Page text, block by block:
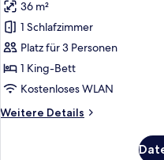
Premier-
Zimmer,
Parkblick
anzeigen
36 m²
1 Schlafzimmer
Platz für 3 Personen
1 King-Bett
Kostenloses WLAN
Weitere Details
Weitere